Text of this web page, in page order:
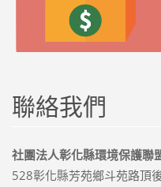
聯絡我們
社團法人彰化縣環境保護聯
528彰化縣芳苑鄉斗苑路頂